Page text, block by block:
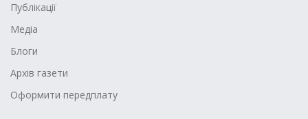
Публікації
Медіа
Блоги
Архів газети
Оформити передплату